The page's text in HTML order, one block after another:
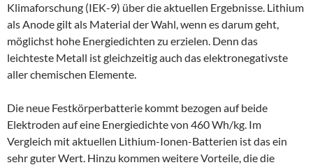
Klimaforschung (IEK-9) über die aktuellen Ergebnisse. Lithium
als Anode gilt als Material der Wahl, wenn es darum geht,
möglichst hohe Energiedichten zu erzielen. Denn das
leichteste Metall ist gleichzeitig auch das elektronegativste
aller chemischen Elemente.
Die neue Festkörperbatterie kommt bezogen auf beide
Elektroden auf eine Energiedichte von 460 Wh/kg. Im
Vergleich mit aktuellen Lithium-Ionen-Batterien ist das ein
sehr guter Wert. Hinzu kommen weitere Vorteile, die die